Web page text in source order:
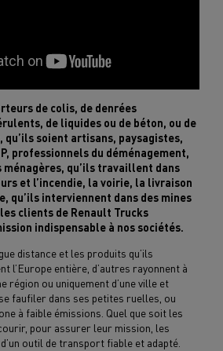
de colis, de denrées
de liquides ou de béton, ou de
qu’ils soient artisans, paysagistes,
professionnels du déménagement,
ménagères, qu’ils travaillent dans
et l’incendie, la voirie, la livraison
qu’ils interviennent dans des mines
clients de Renault Trucks
indispensable à nos sociétés.
distance et les produits qu’ils
l’Europe entière, d’autres rayonnent à
région ou uniquement d’une ville et
faufiler dans ses petites ruelles, ou
à faible émissions. Quel que soit les
pour assurer leur mission, les
outil de transport fiable et adapté.